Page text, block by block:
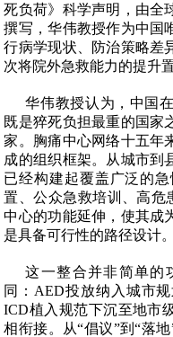
死负荷》科学声明，由全
撰写，华伟教授作为中国
行病学现状、防治策略差
次将院外急救能力的提升
华伟教授认为，中国
既是猝死负担最重的国家
家。胸痛中心网络十五年
成的组织框架。从城市到
已经构建起覆盖广泛的
置、公众急救培训、高危
中心的功能延伸，使其成
是具备可行性的路径设计。
这一整合并非简单的
同： AED投放纳入城市
ICD植入规范下沉至地市
相衔接。从“倡议”到“落